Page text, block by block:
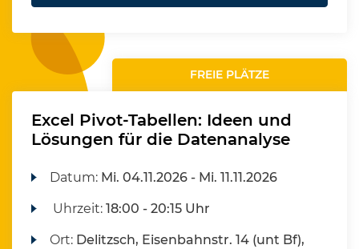
FREIE PLÄTZE
Excel Pivot-Tabellen: Ideen und
Lösungen für die Datenanalyse
Datum: Mi. 04.11.2026 - Mi. 11.11.2026
Uhrzeit:18:00 - 20:15 Uhr
Ort: Delitzsch, Eisenbahnstr. 14 (unt Bf),